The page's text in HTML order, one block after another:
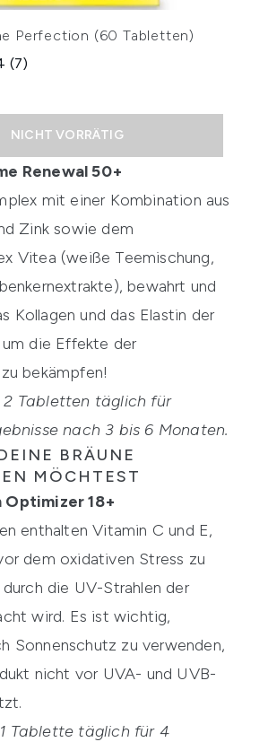
Perfection (60 Tabletten)
(7)
NICHT VORRÄTIG
Renewal 50+
mit einer Kombination aus
Zink sowie dem
Vitea (weiße Teemischung,
bewahrt und
Kollagen und das Elastin der
die Effekte der
bekämpfen!
2 Tabletten täglich für
nach 3 bis 6 Monaten.
BRÄUNE
MÖCHTEST
Optimizer 18+
enthalten Vitamin C und E,
dem oxidativen Stress zu
die UV-Strahlen der
wird. Es ist wichtig,
Sonnenschutz zu verwenden,
nicht vor UVA- und UVB-
Tablette täglich für 4